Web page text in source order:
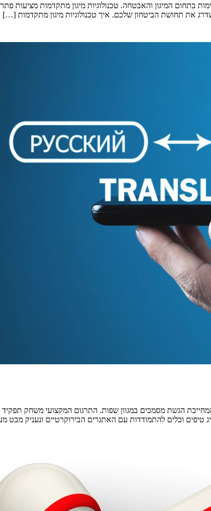
המיגון והאבטחה. טכנולוגיות מיגון מתקדמות מציעות
את תחושת הביטחון שלכם. איך טכנולוגיות מיגון מתקדמות […]
הגשת מסמכים במגוון שפות. התרגום המקצועי משחק תפקיד
טיפים וכלים להתמודדות עם האתגרים הבירוקרטיים ונעניק